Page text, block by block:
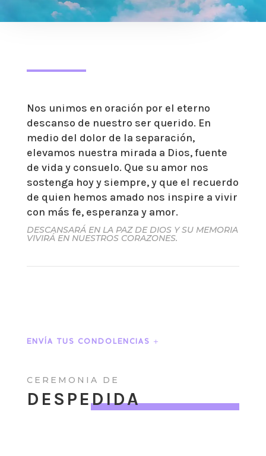
Nos unimos en oración por el eterno
descanso de nuestro ser querido. En
medio del dolor de la separación,
elevamos nuestra mirada a Dios, fuente
de vida y consuelo. Que su amor nos
sostenga hoy y siempre, y que el recuerdo
de quien hemos amado nos inspire a vivir
con más fe, esperanza y amor.
DESCANSARÁ EN LA PAZ DE DIOS Y SU MEMORIA
VIVIRÁ EN NUESTROS CORAZONES.
ENVÍA TUS CONDOLENCIAS
CEREMONIA DE
DESPEDIDA